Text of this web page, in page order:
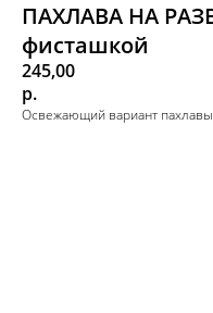
ПАХЛАВА НА
фисташкой
245,00
р.
Освежающий вариант пахлавы